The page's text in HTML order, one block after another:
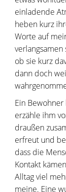
einladende
heben kurz
Worte auf
ob sie kurz
dann doch
Ein
erzähle ihm
draußen
erfreut und
dass die
Kontakt
Alltag viel
meine. Eine